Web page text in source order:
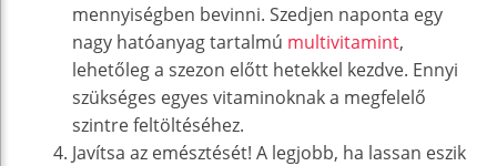
mennyiségben bevinni. Szedjen naponta egy
nagy hatóanyag tartalmú multivitamint,
lehetőleg a szezon előtt hetekkel kezdve. Ennyi
szükséges egyes vitaminoknak a megfelelő
szintre feltöltéséhez.
Javítsa az emésztését! A legjobb, ha lassan eszik